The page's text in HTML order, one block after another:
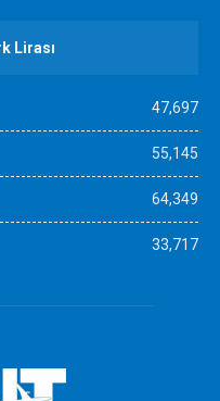
Lirası
47,697
55,145
64,349
33,717